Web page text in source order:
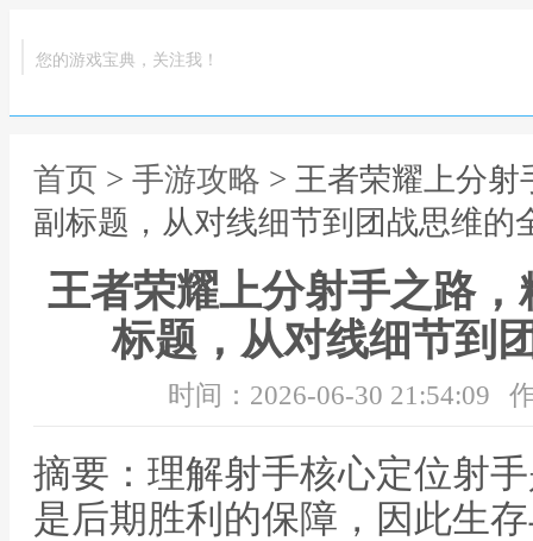
您的游戏宝典，关注我！
首页 > 手游攻略 > 王者荣耀上分
副标题，从对线细节到团战思维的
王者荣耀上分射手之路
标题，从对线细节到
时间：2026-06-30 21:54:09
摘要：理解射手核心定位射
是后期胜利的保障，因此生